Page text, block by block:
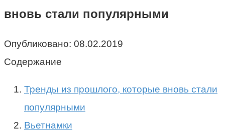
вновь стали популярными
Опубликовано: 08.02.2019
Содержание
Тренды из прошлого, которые вновь стали
популярными
Вьетнамки